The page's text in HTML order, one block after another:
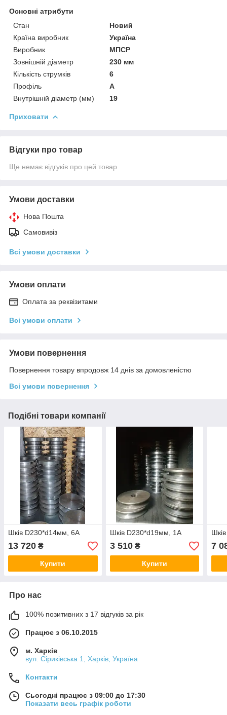
Основні атрибути
Стан
Новий
Країна виробник
Україна
Виробник
МПСР
Зовнішній діаметр
230 мм
Кількість струмків
6
Профіль
А
Внутрішній діаметр (мм)
19
Приховати
Відгуки про товар
Ще немає відгуків про цей товар
Умови доставки
Нова Пошта
Самовивіз
Всі умови доставки
Умови оплати
Оплата за реквізитами
Всі умови оплати
Умови повернення
Повернення товару впродовж 14 днів за домовленістю
Всі умови повернення
Подібні товари компанії
Шків D230*d14мм, 6А
13 720 ₴
Купити
Шків D230*d19мм, 1А
3 510₴
Купити
7
Про нас
100% позитивних з 17 відгуків за рік
Працює з 06.10.2015
м. Харків
вул. Сіриківська 1, Харків, Україна
Контакти
Сьогодні працює з 09:00 до 17:30
Показати весь графік роботи